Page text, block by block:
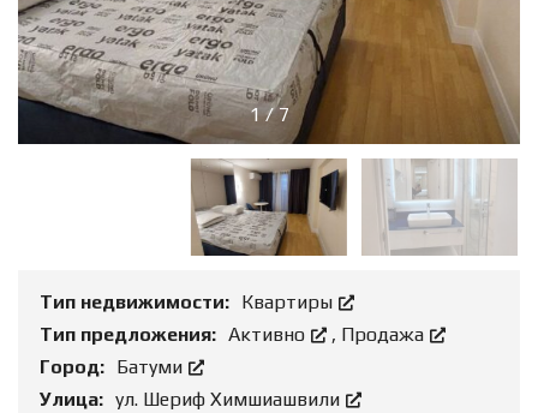
1/7
Тип недвижимости: Квартиры
Тип предложения: Активно , Продажа
Город: Батуми
Улица: ул. Шериф Химшиашвили